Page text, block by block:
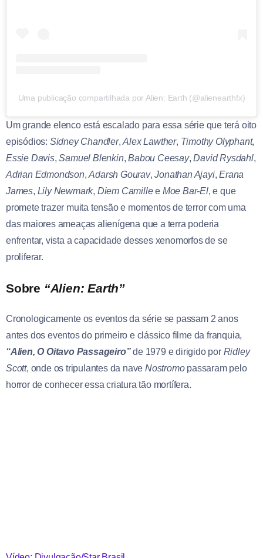
Uma publicação compartilhada por Alien: Earth (@alienearthfx)
Um grande elenco está escalado para essa série que terá oito
episódios: Sidney Chandler,Alex Lawther, Timothy Olyphant,
Essie Davis,Samuel Blenkin,Babou Ceesay,David Rysdahl,
Adrian Edmondson,Adarsh Gourav,Jonathan Ajayi,Erana
James, Lily Newmark, Diem Camillee Moe Bar-El, e que
promete trazer muita tensão e momentos de terror com uma
das maiores ameaças alienígena que a terra poderia
enfrentar, vista a capacidade desses xenomorfos de se
proliferar.
Sobre “Alien: Earth”
Cronologicamente os eventos da série se passam 2 anos
antes dos eventos do primeiro e clássico filme da franquia,
“Alien, O Oitavo Passageiro”de 1979 e dirigido por Ridley
Scott, onde os tripulantes da nave Nostromopassaram pelo
horror de conhecer essa criatura tão mortífera.